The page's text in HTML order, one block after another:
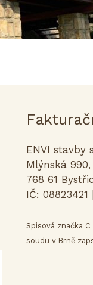
ENVI stavby
Mlýnská 990,
768 61
IČ: 08823421
Spisová značka
soudu v Brně